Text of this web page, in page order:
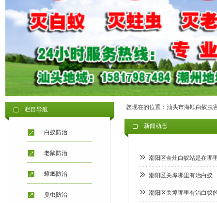
栏目导航
白蚁防治
老鼠防治
蟑螂防治
臭虫防治
您现在的位置： 汕头市海顺白蚁虫
新闻动态
潮阳区金灶白蚁站是在哪
潮阳区关埠哪里有治白蚁
潮阳区关埠哪里有治白蚁